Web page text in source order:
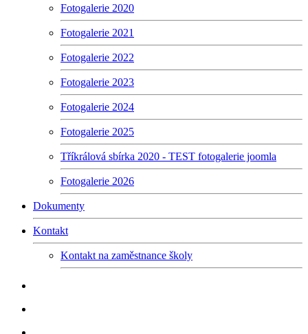
Fotogalerie 2020
Fotogalerie 2021
Fotogalerie 2022
Fotogalerie 2023
Fotogalerie 2024
Fotogalerie 2025
Tříkrálová sbírka 2020 - TEST fotogalerie joomla
Fotogalerie 2026
Dokumenty
Kontakt
Kontakt na zaměstnance školy